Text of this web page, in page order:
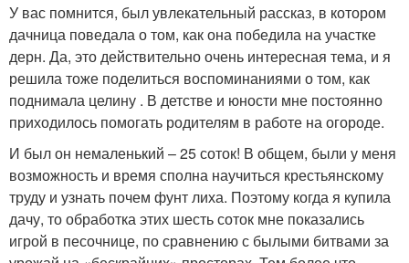
У вас помнится, был увлекательный рассказ, в котором
дачница поведала о том, как она победила на участке
дерн. Да, это действительно очень интересная тема, и я
решила тоже поделиться воспоминаниями о том, как
поднимала целину . В детстве и юности мне постоянно
приходилось помогать родителям в работе на огороде.
И был он немаленький – 25 соток! В общем, были у меня
возможность и время сполна научиться крестьянскому
труду и узнать почем фунт лиха. Поэтому когда я купила
дачу, то обработка этих шесть соток мне показались
игрой в песочнице, по сравнению с былыми битвами за